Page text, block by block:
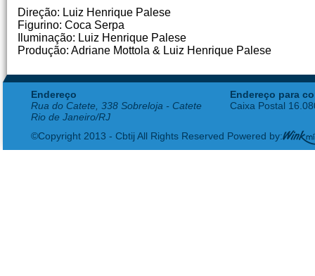
Direção: Luiz Henrique Palese
Figurino: Coca Serpa
Iluminação: Luiz Henrique Palese
Produção: Adriane Mottola & Luiz Henrique Palese
Endereço
Rua do Catete, 338 Sobreloja - Catete
Rio de Janeiro/RJ
Endereço para
Caixa Postal
©Copyright 2013 - Cbtij All Rights Reserved Powered by: